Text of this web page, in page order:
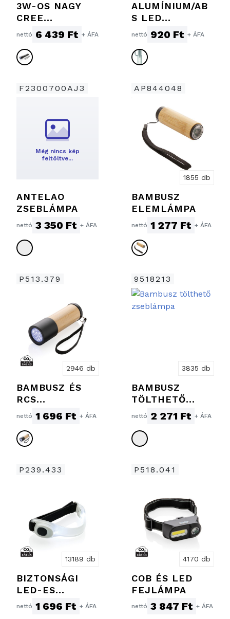
3W-OS NAGY
CREE
ZSEBLÁMPA
nettó 6 439 Ft + ÁFA
ALUMÍNIUM/AB
S LED
KULCSTARTÓ
nettó 920 Ft + ÁFA
F2300700AJ3
Még nincs kép
feltöltve…
ANTELAO
ZSEBLÁMPA
nettó 3 350 Ft + ÁFA
AP844048
1855 db
BAMBUSZ
ELEMLÁMPA
nettó 1 277 Ft + ÁFA
P513.379
2946 db
BAMBUSZ ÉS
RCS
ÚJRAHASZNOSÍ
TOTT MŰANYAG
LÁMPA
nettó 1 696 Ft + ÁFA
9518213
3835 db
BAMBUSZ
TÖLTHETŐ
ZSEBLÁMPA
nettó 2 271 Ft + ÁFA
P239.433
13189 db
BIZTONSÁGI
LED-ES
KARPÁNT
nettó 1 696 Ft + ÁFA
P518.041
4170 db
COB ÉS LED
FEJLÁMPA
nettó 3 847 Ft + ÁFA